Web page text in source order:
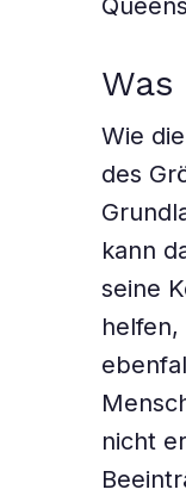
Wie
des
kann
seine
nicht